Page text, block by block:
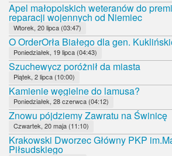
Apel małopolskich weteranów do
reparacji wojennych od Niemiec
Wtorek, 20 lipca (03:47)
O OrderOrła Białego dla gen.
Poniedziałek, 19 lipca (04:43)
Szuchewycz poróżnił da miasta
Piątek, 2 lipca (10:00)
Kamienie węgielne do lamusa?
Poniedziałek, 28 czerwca (04:12)
Znowu pójdziemy Zawratu na Świnicę
Czwartek, 20 maja (11:10)
Krakowski Dworzec Główny PKP
Piłsudskiego